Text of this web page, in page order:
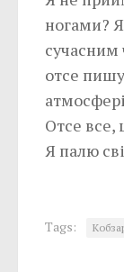
ногами?
сучасним
отсе
Отсе все,
Я палю
Tags: